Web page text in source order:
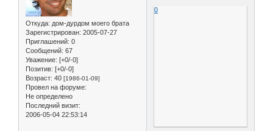
Откуда: дом-дурдом моего брата
Зарегистрирован: 2005-07-27
Приглашений: 0
Сообщений: 67
Уважение: [+0/-0]
Позитив: [+0/-0]
Возраст: 40 [1986-01-09]
Провел на форуме:
Не определено
Последний визит:
2006-05-04 22:53:14
0